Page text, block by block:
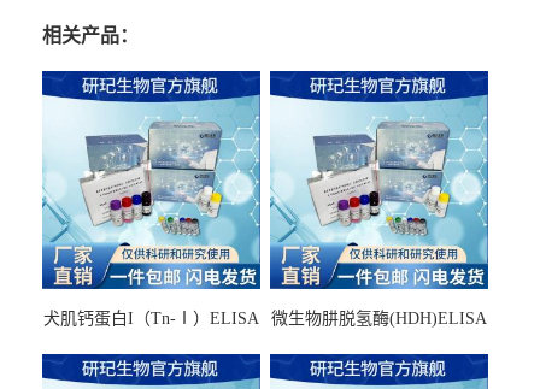
相关产品：
犬肌钙蛋白I（Tn-Ⅰ）ELISA
微生物肼脱氢酶(HDH)ELISA